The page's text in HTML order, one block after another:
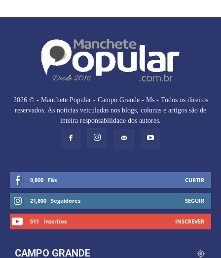
2026 © - Manchete Popular - Campo Grande - Ms - Todos os direitos
reservados. As notícias veiculadas nos blogs, colunas e artigos são de
inteira responsabilidade dos autores.
9,800 Fãs CURTIR
21,800 Seguidores SEGUIR
511 Inscritos INSCREVER
CAMPO GRANDE